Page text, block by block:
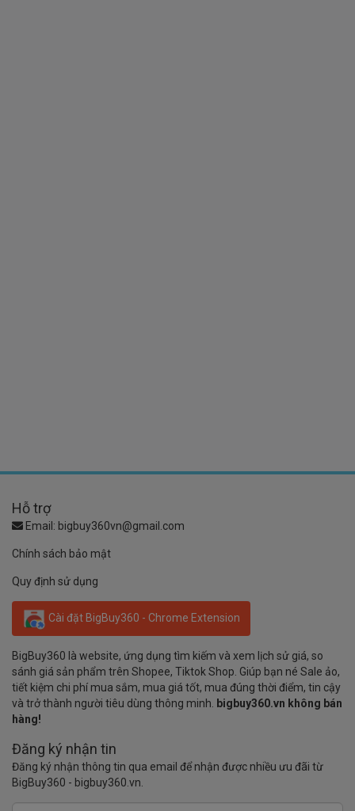
Hỗ trợ
Email: bigbuy360vn@gmail.com
Chính sách bảo mật
Quy định sử dụng
Cài đặt BigBuy360 - Chrome Extension
BigBuy360 là website, ứng dụng tìm kiếm và xem lịch sử giá, so
sánh giá sản phẩm trên Shopee, Tiktok Shop. Giúp bạn né Sale ảo,
tiết kiệm chi phí mua sắm, mua giá tốt, mua đúng thời điểm, tin cậy
và trở thành người tiêu dùng thông minh. bigbuy360.vn không bán
hàng!
Đăng ký nhận tin
Đăng ký nhận thông tin qua email để nhận được nhiều ưu đãi từ
BigBuy360 - bigbuy360.vn.